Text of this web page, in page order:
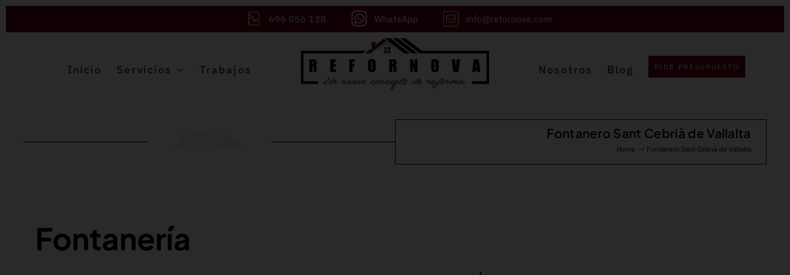
Saltar
696 056 138 WhatsApp info@refornova.com
Inicio Servicios Trabajos Nosotros Blog PIDE PRESUPUESTO
Fontanero Sant Cebrià de Vallalta
Home Fontanero Sant Cebrià de Vallalta
Fontanería